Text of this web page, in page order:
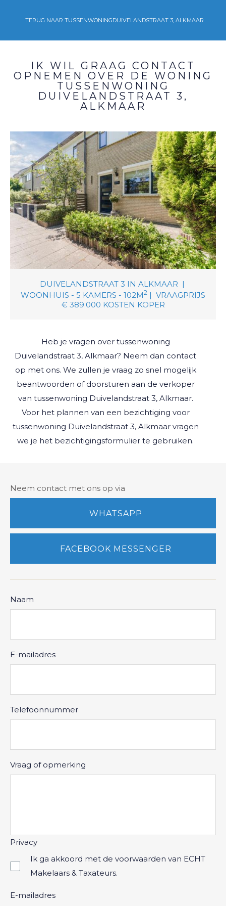
TERUG NAAR TUSSENWONINGDUIVELANDSTRAAT 3, ALKMAAR
IK WIL GRAAG CONTACT
OPNEMEN OVER DE WONING
TUSSENWONING
DUIVELANDSTRAAT 3,
ALKMAAR
DUIVELANDSTRAAT 3 IN ALKMAAR |
WOONHUIS - 5 KAMERS - 102M2 | VRAAGPRIJS
€ 389.000 KOSTEN KOPER
Heb je vragen over tussenwoning
Duivelandstraat 3, Alkmaar? Neem dan contact
op met ons. We zullen je vraag zo snel mogelijk
beantwoorden of doorsturen aan de verkoper
van tussenwoning Duivelandstraat 3, Alkmaar.
Voor het plannen van een bezichtiging voor
tussenwoning Duivelandstraat 3, Alkmaarvragen
we je het bezichtigingsformulier te gebruiken.
Neem contact met ons op via
WHATSAPP
FACEBOOK MESSENGER
Naam
E-mailadres
Telefoonnummer
Vraag of opmerking
Privacy
Ik ga akkoord met de voorwaarden van ECHT
Makelaars & Taxateurs.
E-mailadres